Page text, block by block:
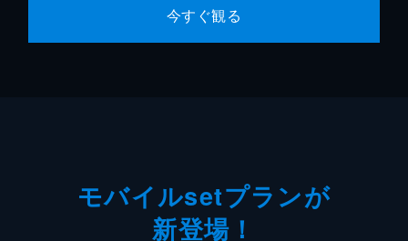
今すぐ観る
モバイルsetプランが
新登場！